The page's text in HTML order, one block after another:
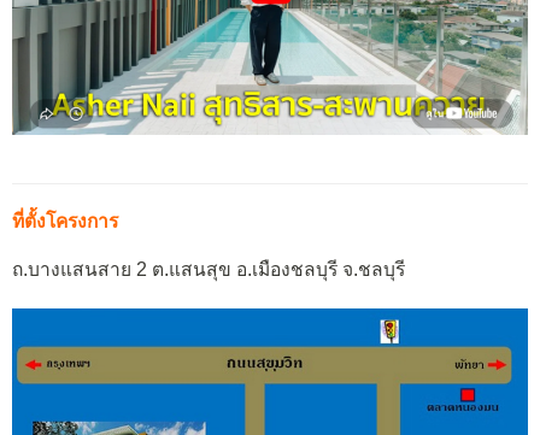
ที่ตั้งโครงการ
ถ.บางแสนสาย 2 ต.แสนสุข อ.เมืองชลบุรี จ.ชลบุรี